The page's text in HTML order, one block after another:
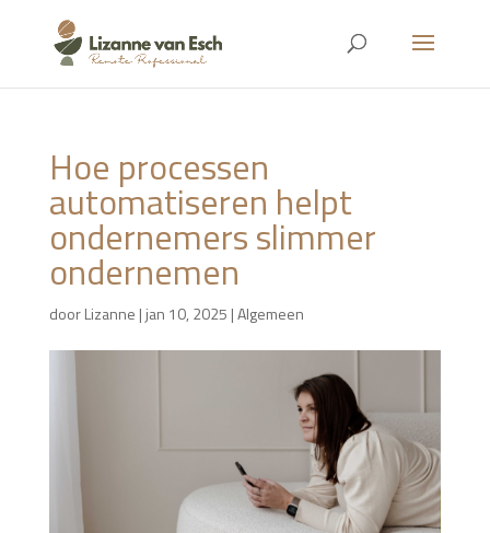
Hoe processen
automatiseren helpt
ondernemers slimmer
ondernemen
doorLizanne | jan 10, 2025 |Algemeen